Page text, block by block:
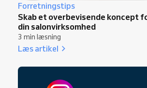
Forretningstips
Skab et overbevisende koncept
din salonvirksomhed
3 min læsning
Læs artikel